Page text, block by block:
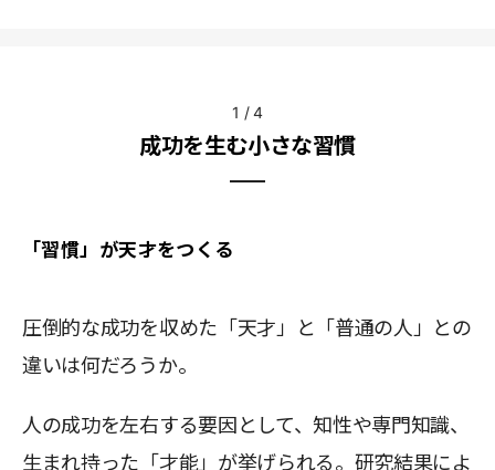
1 /4
成功を生む小さな習慣
「習慣」が天才をつくる
圧倒的な成功を収めた「天才」と「普通の人」との
違いは何だろうか。
人の成功を左右する要因として、知性や専門知識、
生まれ持った「才能」が挙げられる。研究結果によ